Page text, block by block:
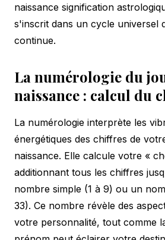
naissance signification
s'inscrit dans un cycle universel
continue.
La numérologie du
naissance : calcul du
La numérologie interprète les
énergétiques des chiffres de
naissance. Elle calcule votre «
additionnant tous les chiffres
nombre simple (1 à 9) ou un
33). Ce nombre révèle des
votre personnalité, tout comme